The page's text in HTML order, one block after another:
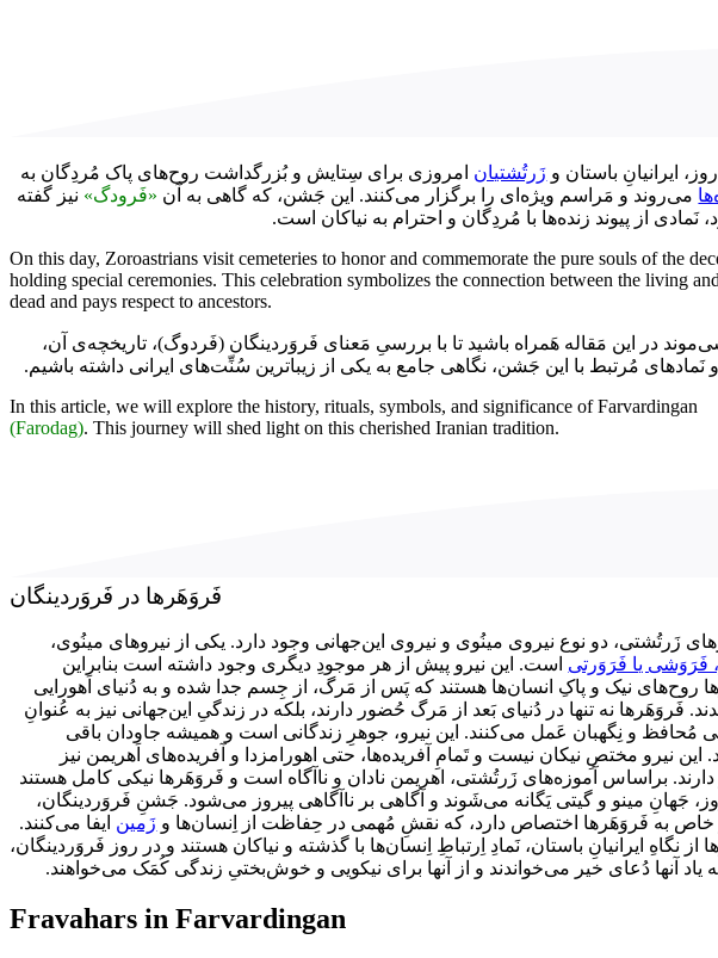
ایرانیانِ باستان و زَرتُشتیان امروزی برای سِتایش و بُزرگداشت روح‌های پاک مُردِگان به
می‌روند و مَراسم ویژه‌ای را برگزار می‌کنند. این جَشن، که گاهی به آن «فَرودگ» نیز گفته
نَمادی از پیوند زنده‌ها با مُردِگان و احترام به نیاکان است.
On this day, Zoroastrians visit cemeteries to honor and commemorate the pure souls of the
holding special ceremonies. This celebration symbolizes the connection between the living
dead and pays respect to ancestors.
در این مَقاله هَمراه باشید تا با بررسیِ مَعنای فَروَردینگان (فَردوگ)، تاریخچه‌ی آن،
و نَمادهای مُرتبط با این جَشن، نگاهی جامع به یکی از زیباترین سُنِّت‌های ایرانی داشته باشیم.
In this article, we will explore the history, rituals, symbols, and significance of Farvardingan
(Farodag). This journey will shed light on this cherished Iranian tradition.
فَروَهَرها در فَروَردینگان
زَرتُشتی، دو نوع نیروی مینُوی و نیروی این‌جهانی وجود دارد. یکی از نیروهای مینُوی،
فَرَوَشی یا فَرَوَرتی است. این نیرو پیش از هر موجودِ دیگری وجود داشته است بنابراین
روح‌های نیک و پاکِ انسان‌ها هستند که پَس از مَرگ، از جِسم جدا شده و به دُنیای اَهورایی
فَروَهَرها نه تنها در دُنیای بَعد از مَرگ حُضور دارند، بلکه در زندگیِ این‌جهانی نیز به ‌عُنوانِ
مُحافظ و نِگهبان عَمل می‌کنند. این نیرو، جوهرِ زندگانی است و همیشه جاودان باقی
این نیرو مختصِ نیکان نیست و تَمامِ آفریده‌ها، حتی اهورامزدا و آفریده‌های اَهریمن نیز
براساس آموزه‌های زَرتُشتی، اهریمن نادان و ناآگاه است و فَروَهَرها نیکی کامل هستند
جَهانِ مینو و گیتی یَگانه می‌شَوند و آگاهی بر ناآگاهی پیروز می‌شود. جَشنِ فَروَردینگان،
خاص به فَروَهَرها اختصاص دارد، که نقشِ مُهمی در حِفاظت از اِنسان‌ها و زَمین ایفا می‌کنند.
از نگاهِ ایرانیانِ باستان، نَمادِ اِرتباطِ اِنسان‌ها با گذشته و نیاکان هستند و در روز فَروَردینگان،
یاد آنها دُعای خیر می‌خواندند و از آنها برای نیکویی و خوش‌بختیِ زندگی کُمَک می‌خواهند.
Fravahars in Farvardingan